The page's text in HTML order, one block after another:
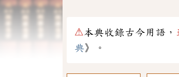
⚠本典收錄古今用語，
典》。